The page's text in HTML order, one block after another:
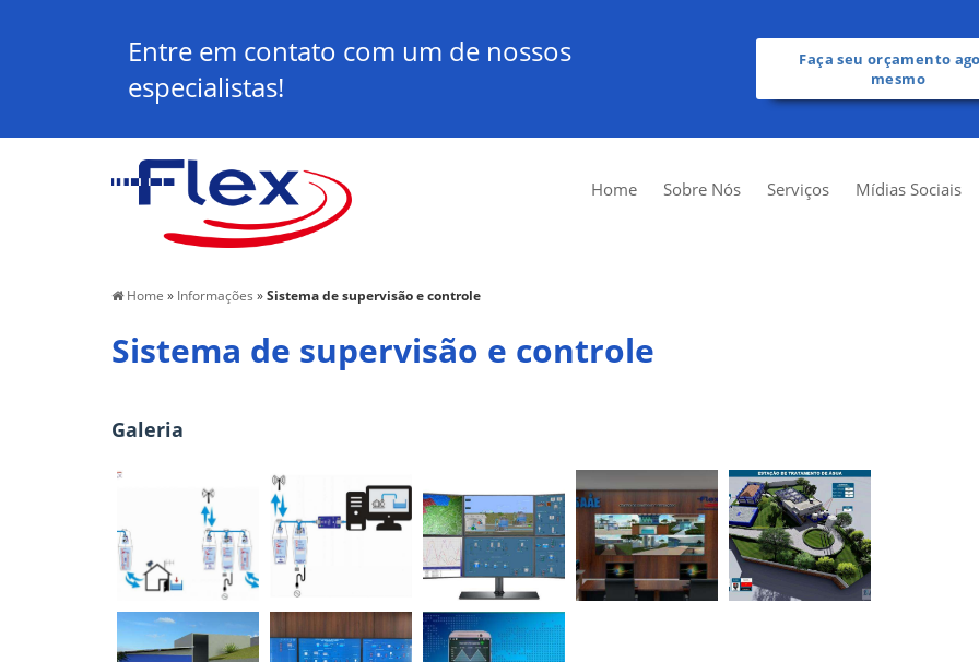
Entre em contato com um de nossos
especialistas!
Faça seu orçamento
mesmo
Home Sobre Nós Serviços Mídias Sociais
Home » Informações »Sistema de supervisão e controle
Sistema de supervisão e controle
Galeria